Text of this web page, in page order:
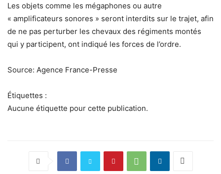
Les objets comme les mégaphones ou autre
« amplificateurs sonores » seront interdits sur le trajet, afin
de ne pas perturber les chevaux des régiments montés
qui y participent, ont indiqué les forces de l’ordre.
Source: Agence France-Presse
Étiquettes :
Aucune étiquette pour cette publication.